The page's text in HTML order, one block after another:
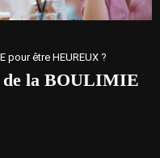
pour être HEUREUX ?
de la BOULIMIE